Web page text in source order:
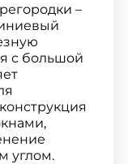
–
с большой
углом.